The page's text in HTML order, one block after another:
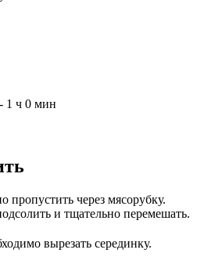
1 ч 0 мин
через мясорубку.
и тщательно перемешать.
вырезать серединку.